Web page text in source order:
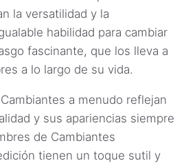
la versatilidad y la
habilidad para cambiar
fascinante, que los lleva a
a lo largo de su vida.
a menudo reflejan
y sus apariencias siempre
de Cambiantes
tienen un toque sutil y